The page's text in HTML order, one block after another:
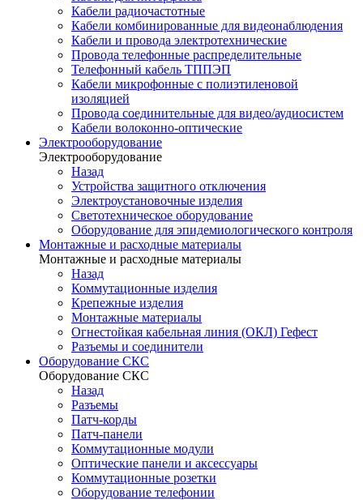
Кабели радиочастотные
Кабели комбинированные для видеонаблюдения
Кабели и провода электротехнические
Провода телефонные распределительные
Телефонный кабель ТППЭП
Кабели микрофонные с полиэтиленовой
изоляцией
Провода соединительные для видео/аудиосистем
Кабели волоконно-оптические
Электрооборудование
Электрооборудование
Назад
Устройства защитного отключения
Электроустановочные изделия
Светотехническое оборудование
Оборудование для эпидемиологического контроля
Монтажные и расходные материалы
Монтажные и расходные материалы
Назад
Коммутационные изделия
Крепежные изделия
Монтажные материалы
Огнестойкая кабельная линия (ОКЛ) Гефест
Разъемы и соединители
Оборудование СКС
Оборудование СКС
Назад
Разъемы
Патч-корды
Патч-панели
Коммутационные модули
Оптические панели и аксессуары
Коммутационные розетки
Оборудование телефонии